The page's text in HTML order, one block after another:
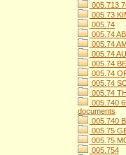
005.713
005.73
005.74
005.74
005.74
005.74
005.74
005.74
005.74
005.74
005.740
documents
005.740
005.75
005.75
005.754